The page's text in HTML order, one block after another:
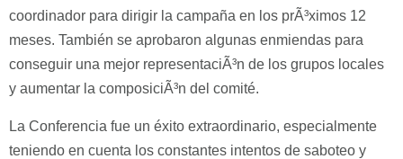
coordinador para dirigir la campaña en los prÃ³ximos 12
meses. También se aprobaron algunas enmiendas para
conseguir una mejor representaciÃ³n de los grupos locales
y aumentar la composiciÃ³n del comité.
La Conferencia fue un éxito extraordinario, especialmente
teniendo en cuenta los constantes intentos de saboteo y